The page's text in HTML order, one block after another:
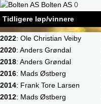
Bolten AS 0
Tidligere løp/vinnere
2022: Ole Christian Veiby
2020: Anders Grøndal
2018: Anders Grøndal
2016: Mads Østberg
2014: Frank Tore Larsen
2012: Mads Østberg